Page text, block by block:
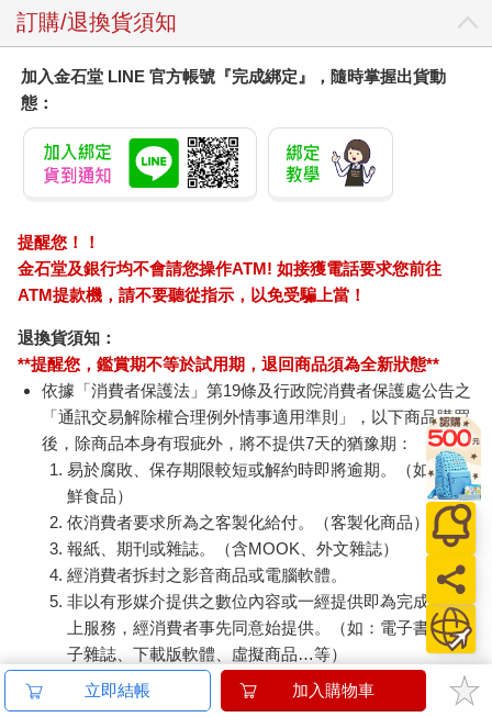
訂購/退換貨須知
加入金石堂 LINE 官方帳號『完成綁定』，隨時掌握出貨動
態：
提醒您！！
金石堂及銀行均不會請您操作ATM! 如接獲電話要求您前往
ATM提款機，請不要聽從指示，以免受騙上當！
退換貨須知：
**提醒您，鑑賞期不等於試用期，退回商品須為全新狀態**
依據「消費者保護法」第19條及行政院消費者保護處公告之
「通訊交易解除權合理例外情事適用準則」，以下商品購買
後，除商品本身有瑕疵外，將不提供7天的猶豫期：
易於腐敗、保存期限較短或解約時即將逾期。（如：生
鮮食品）
依消費者要求所為之客製化給付。（客製化商品）
報紙、期刊或雜誌。（含MOOK、外文雜誌）
經消費者拆封之影音商品或電腦軟體。
非以有形媒介提供之數位內容或一經提供即為完成之線
上服務，經消費者事先同意始提供。（如：電子書、電
子雜誌、下載版軟體、虛擬商品…等）
已拆封之個人衛生用品。（如：內衣褲、刮鬍刀、除毛
刀…等）
立即結帳 加入購物車